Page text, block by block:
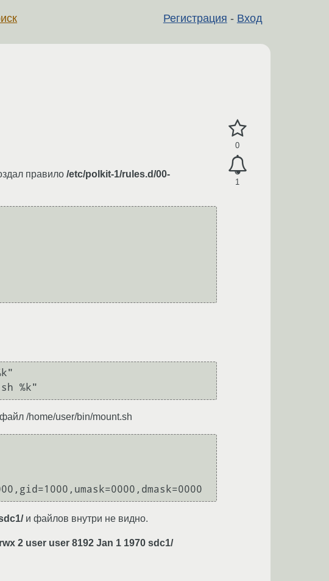
Регистрация - Вход
0
1
правило /etc/polkit-1/rules.d/00-
/home/user/bin/mount.sh
и файлов внутри не видно.
2 user user 8192 Jan 1 1970 sdc1/